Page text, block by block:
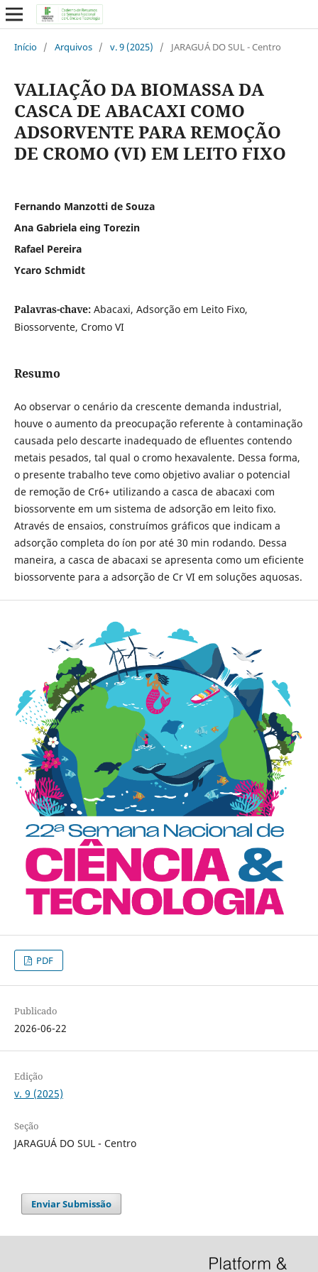
Início / Arquivos / v. 9 (2025) / JARAGUÁ DO SUL - Centro
VALIAÇÃO DA BIOMASSA DA
CASCA DE ABACAXI COMO
ADSORVENTE PARA REMOÇÃO
DE CROMO (VI) EM LEITO FIXO
Fernando Manzotti de Souza
Ana Gabriela eing Torezin
Rafael Pereira
Ycaro Schmidt
Palavras-chave: Abacaxi, Adsorção em Leito Fixo,
Biossorvente, Cromo VI
Resumo
Ao observar o cenário da crescente demanda industrial,
houve o aumento da preocupação referente à contaminação
causada pelo descarte inadequado de efluentes contendo
metais pesados, tal qual o cromo hexavalente. Dessa forma,
o presente trabalho teve como objetivo avaliar o potencial
de remoção de Cr6+ utilizando a casca de abacaxi com
biossorvente em um sistema de adsorção em leito fixo.
Através de ensaios, construímos gráficos que indicam a
adsorção completa do íon por até 30 min rodando. Dessa
maneira, a casca de abacaxi se apresenta como um eficiente
biossorvente para a adsorção de Cr VI em soluções aquosas.
PDF
Publicado
2026-06-22
Edição
v. 9 (2025)
Seção
JARAGUÁ DO SUL - Centro
Enviar Submissão